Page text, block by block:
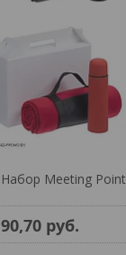
Набор Meeting Point
90,70 руб.